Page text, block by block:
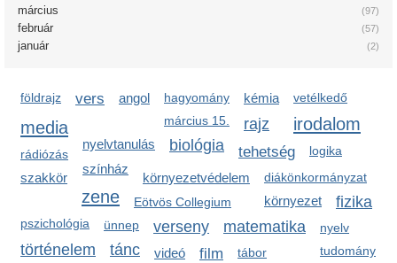
(97)
március
(57)
február
(2)
január
földrajz vers angol hagyomány kémia vetélkedő
irodalom
március 15.
media
nyelvtanulás biológia
rajz
tehetség logika
rádiózás
színház
környezetvédelem diákönkormányzat
szakkör
környezet
zene Eötvös Collegium fizika
pszichológia ünnep verseny
matematika
történelem
nyelv
tudomány
tánc videó film tábor